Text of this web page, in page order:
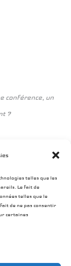
telles que les
Le fait de
telles que le
de ne pas consentir
certaines
conférence, un
?
(UE)